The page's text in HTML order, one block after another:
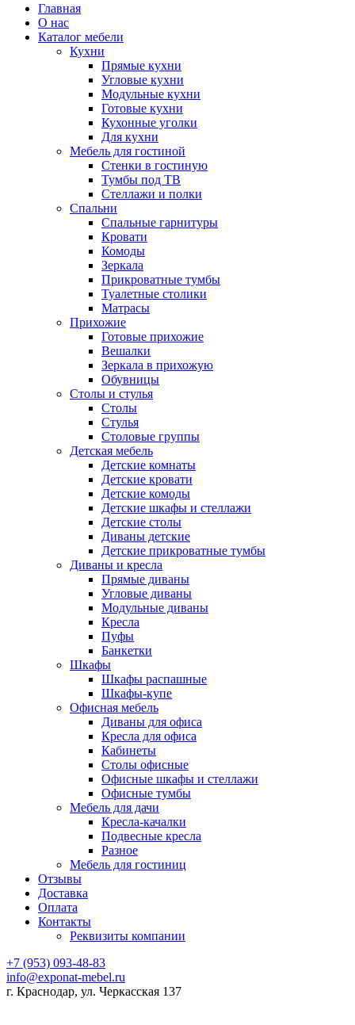
Главная
О нас
Каталог мебели
Кухни
Прямые кухни
Угловые кухни
Модульные кухни
Готовые кухни
Кухонные уголки
Для кухни
Мебель для гостиной
Стенки в гостиную
Тумбы под ТВ
Стеллажи и полки
Спальни
Спальные гарнитуры
Кровати
Комоды
Зеркала
Прикроватные тумбы
Туалетные столики
Матрасы
Прихожие
Готовые прихожие
Вешалки
Зеркала в прихожую
Обувницы
Столы и стулья
Столы
Стулья
Столовые группы
Детская мебель
Детские комнаты
Детские кровати
Детские комоды
Детские шкафы и стеллажи
Детские столы
Диваны детские
Детские прикроватные тумбы
Диваны и кресла
Прямые диваны
Угловые диваны
Модульные диваны
Кресла
Пуфы
Банкетки
Шкафы
Шкафы распашные
Шкафы-купе
Офисная мебель
Диваны для офиса
Кресла для офиса
Кабинеты
Столы офисные
Офисные шкафы и стеллажи
Офисные тумбы
Мебель для дачи
Кресла-качалки
Подвесные кресла
Разное
Мебель для гостиниц
Отзывы
Доставка
Оплата
Контакты
Реквизиты компании
+7 (953) 093-48-83
info@exponat-mebel.ru
г. Краснодар, ул. Черкасская 137